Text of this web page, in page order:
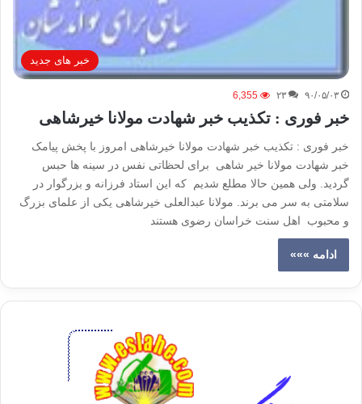
خبر های جدید
۹۰/۰۵/۰۳ ۲۳ 6,355
خبر فوری : تکذیب خبر شهادت مولانا خیرشاهی
خبر فوری : تکذیب خبر شهادت مولانا خیرشاهی امروز با پخش پیامک
خبر شهادت مولانا خیر شاهی برای لحظاتی نفس در سینه ها حبس
گردید. ولی همین حالا مطلع شدیم که این استاد فرزانه و بزرگوار در
سلامتی به سر می برند. مولانا عبدالعلی خیرشاهی یکی از علمای بزرگ
و محبوب اهل سنت خراسان رضوی هستند
ادامه »»»